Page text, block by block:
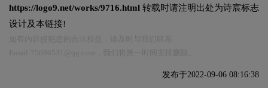
https://logo9.net/works/9716.html 转载时请注明出处为诗宸标志
设计及本链接!
发布于2022-09-06 08:16:38